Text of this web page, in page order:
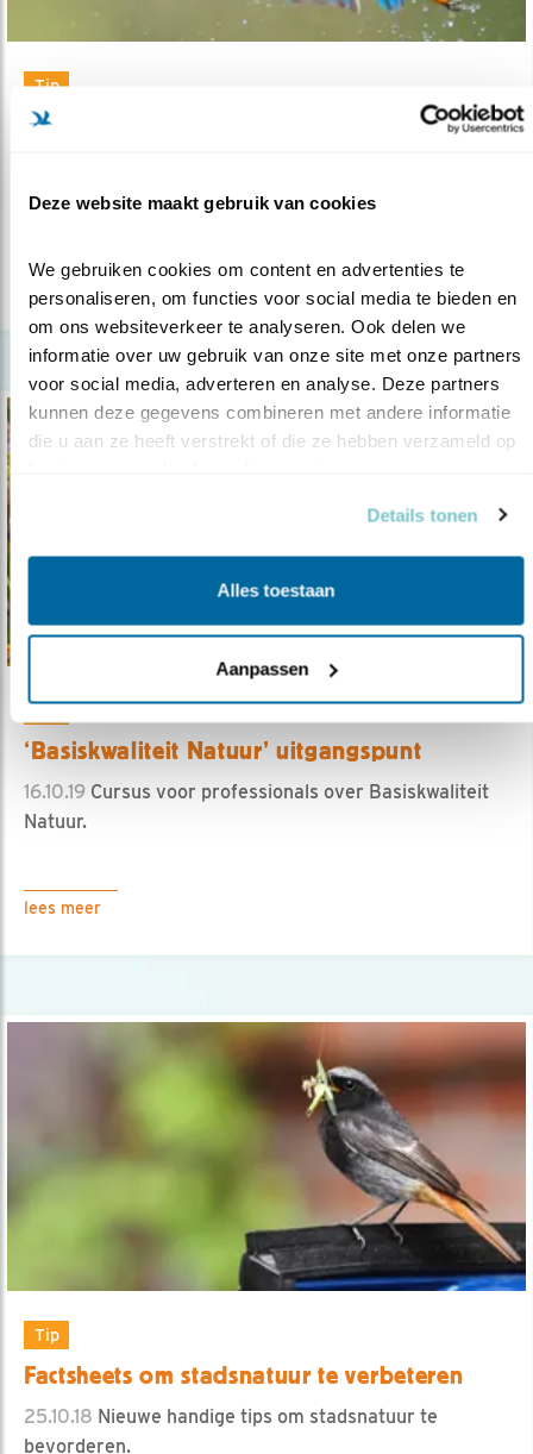
Deze website maakt gebruik van cookies
We gebruiken cookies om content en advertenties te
personaliseren, om functies voor social media te bieden en
om ons websiteverkeer te analyseren. Ook delen we
informatie over uw gebruik van onze site met onze partners
voor social media, adverteren en analyse. Deze partners
kunnen deze gegevens combineren met andere informatie
die u aan ze heeft verstrekt of die ze hebben verzameld op
Details tonen
Alles toestaan
Aanpassen
Tip
Stadsnatuur is ook natuur
boek over stadsnatuur.
lees meer
Tip
‘Basiskwaliteit Natuur’ uitgangspunt
16.10.19 Cursus voor professionals over Basiskwaliteit
Natuur.
lees meer
Tip
Factsheets om stadsnatuur te verbeteren
25.10.18 Nieuwe handige tips om stadsnatuur te
bevorderen.